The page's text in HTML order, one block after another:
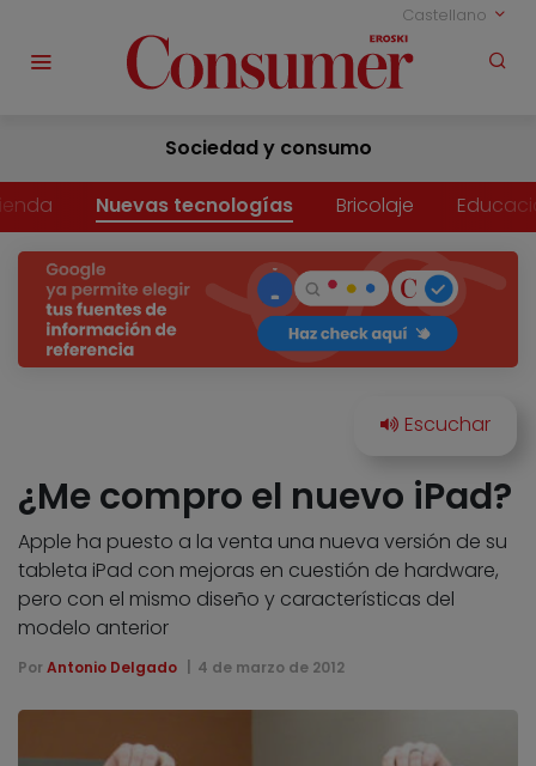
Castellano
Sociedad y consumo
Nuevas tecnologías Bricolaje
¿Me compro el nuevo iPad?
Apple ha puesto a la venta una nueva versión de su
tableta iPad con mejoras en cuestión de hardware,
pero con el mismo diseño y características del
modelo anterior
Por Antonio Delgado 4 de marzo de 2012